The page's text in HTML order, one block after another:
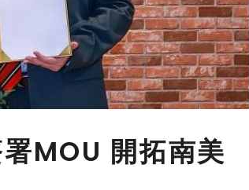
MOU 開拓南美